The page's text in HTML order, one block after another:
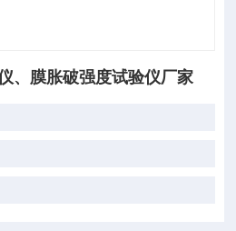
、膜胀破强度试验仪厂家